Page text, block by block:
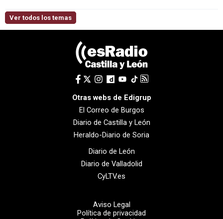
Ver todos los temas
Otras webs de Edigrup
El Correo de Burgos
Diario de Castilla y León
Heraldo-Diario de Soria
Diario de León
Diario de Valladolid
CyLTV.es
Aviso Legal
Política de privacidad